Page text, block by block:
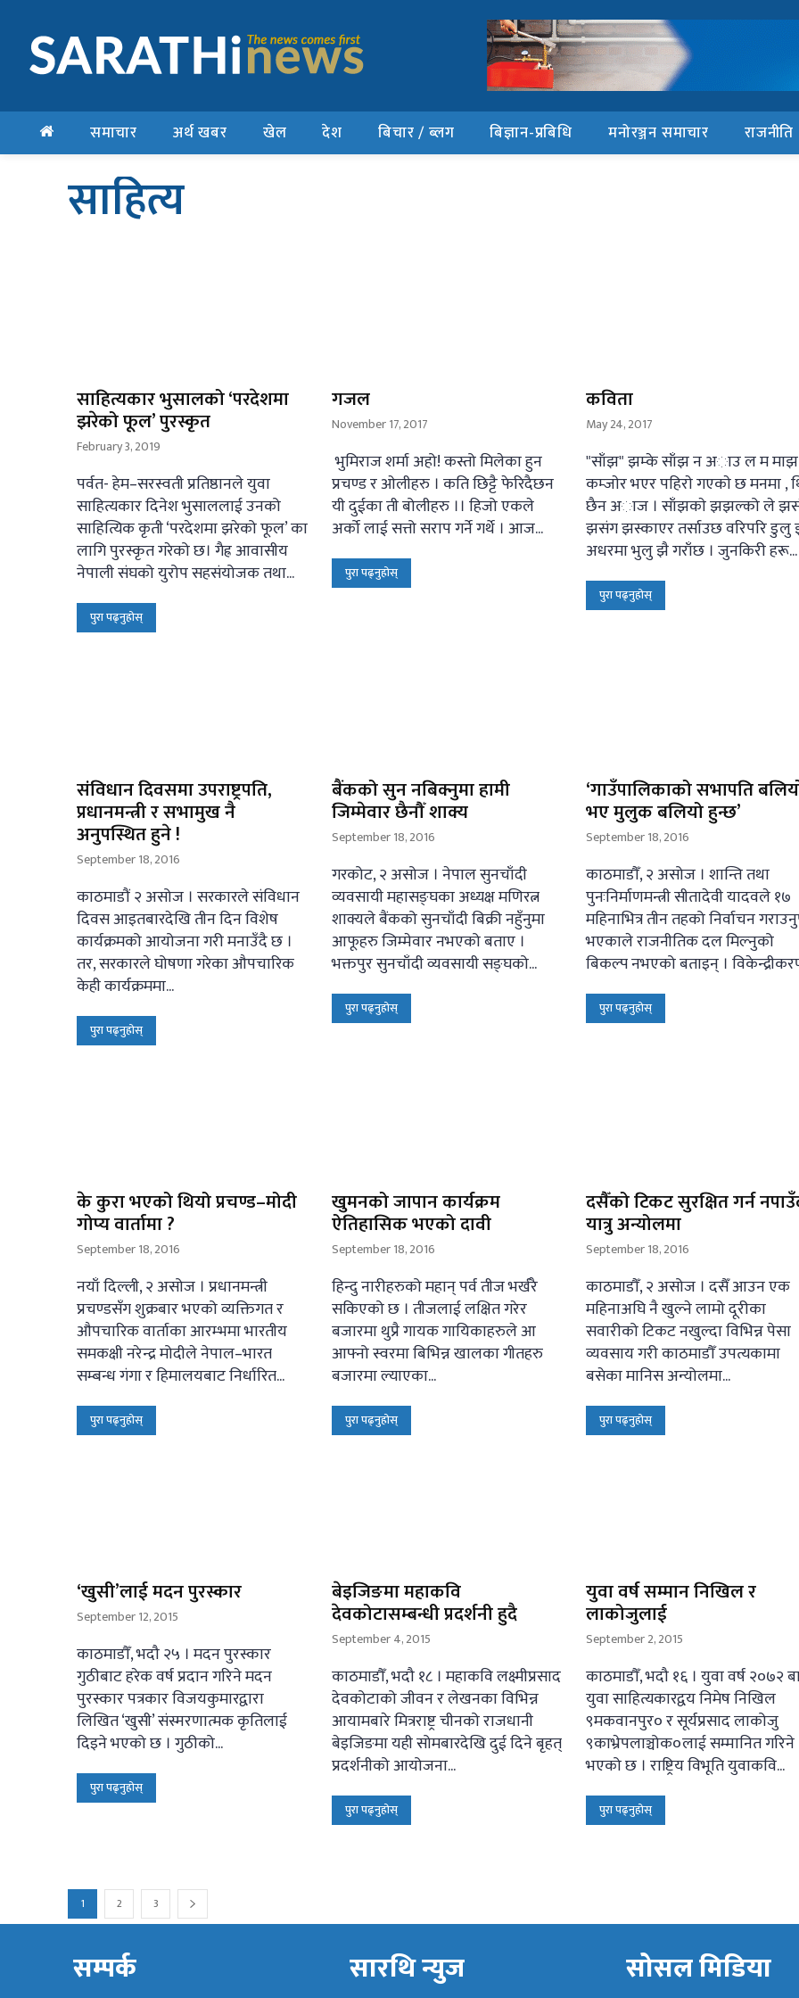
समाचार अर्थ खबर खेल देश बिचार / ब्लग बिज्ञान-प्रबिधि मनोरञ्जन समाचार राजनीति
साहित्य
साहित्यकार भुसालको ‘परदेशमा
झरेको फूल’ पुरस्कृत
February 3, 2019
पर्वत- हेम–सरस्वती प्रतिष्ठानले युवा
साहित्यकार दिनेश भुसाललाई उनको
साहित्यिक कृती ‘परदेशमा झरेको फूल’ का
लागि पुरस्कृत गरेको छ। गैह्र आवासीय
नेपाली संघको युरोप सहसंयोजक तथा...
पुरा पढ्नुहोस्
गजल
November 17, 2017
भुमिराज शर्मा अहो! कस्तो मिलेका हुन
प्रचण्ड र ओलीहरु । कति छिट्टै फेरिदैछन
यी दुईका ती बोलीहरु ।। हिजो एकले
अर्को लाई सत्तो सराप गर्ने गर्थे । आज...
पुरा पढ्नुहोस्
कविता
May 24, 2017
"साँझ" झम्के साँझ न अाउ ल म माझ
कम्जाेर भएर पहिराे गएकाे छ मनमा ,
छ‌ैन अाज । साँझकाे झझल्को ले
झसंग झस्काएर तर्साउछ वरिपरि
अधरमा भुलु झै गराँछ । जुनकिरी हरू...
पुरा पढ्नुहोस्
संविधान दिवसमा उपराष्ट्रपति,
प्रधानमन्त्री र सभामुख नै
अनुपस्थित हुने !
September 18, 2016
काठमाडौं २ असोज । सरकारले संविधान
दिवस आइतबारदेखि तीन दिन विशेष
कार्यक्रमको आयोजना गरी मनाउँदै छ ।
तर, सरकारले घोषणा गरेका औपचारिक
केही कार्यक्रममा...
पुरा पढ्नुहोस्
बैंकको सुन नबिक्नुमा हामी
जिम्मेवार छैनौँ शाक्य
September 18, 2016
गरकोट, २ असोज । नेपाल सुनचाँदी
व्यवसायी महासङ्घका अध्यक्ष मणिरत्न
शाक्यले बैंकको सुनचाँदी बिक्री नहुँनुमा
आफूहरु जिम्मेवार नभएको बताए ।
भक्तपुर सुनचाँदी व्यवसायी सङ्घको...
पुरा पढ्नुहोस्
‘गाउँपालिकाको सभापति
भए मुलुक बलियो हुन्छ’
September 18, 2016
काठमाडौँ, २ असोज । शान्ति तथा
पुनःनिर्माणमन्त्री सीतादेवी यादवले १७
महिनाभित्र तीन तहको निर्वाचन
भएकाले राजनीतिक दल मिल्नुको
बिकल्प नभएको बताइन् ।
पुरा पढ्नुहोस्
के कुरा भएको थियो प्रचण्ड–मोदी
गोप्य वार्तामा ?
September 18, 2016
नयाँ दिल्ली, २ असोज । प्रधानमन्त्री
प्रचण्डसँग शुक्रबार भएको व्यक्तिगत र
औपचारिक वार्ताका आरम्भमा भारतीय
समकक्षी नरेन्द्र मोदीले नेपाल–भारत
सम्बन्ध गंगा र हिमालयबाट निर्धारित...
पुरा पढ्नुहोस्
खुमनको जापान कार्यक्रम
ऐतिहासिक भएको दावी
September 18, 2016
हिन्दु नारीहरुको महान् पर्व तीज भर्खरै
सकिएको छ । तीजलाई लक्षित गरेर
बजारमा थुप्रै गायक गायिकाहरुले आ
आफ्नो स्वरमा बिभिन्न खालका गीतहरु
बजारमा ल्याएका...
पुरा पढ्नुहोस्
दसैँको टिकट सुरक्षित गर्न
यात्रु अन्योलमा
September 18, 2016
काठमाडौँ, २ असोज । दसैँ आउन एक
महिनाअघि नै खुल्ने लामो दूरीका
सवारीको टिकट नखुल्दा विभिन्न पेसा
व्यवसाय गरी काठमाडौँ उपत्यकामा
बसेका मानिस अन्योलमा...
पुरा पढ्नुहोस्
‘खुसी’लाई मदन पुरस्कार
September 12, 2015
काठमाडौँ, भदौ २५ । मदन पुरस्कार
गुठीबाट हरेक वर्ष प्रदान गरिने मदन
पुरस्कार पत्रकार विजयकुमारद्वारा
लिखित ‘खुसी’ संस्मरणात्मक कृतिलाई
दिइने भएको छ । गुठीको...
पुरा पढ्नुहोस्
बेइजिङमा महाकवि
देवकोटासम्बन्धी प्रदर्शनी हुदै
September 4, 2015
काठमाडौँ, भदौ १८ । महाकवि लक्ष्मीप्रसाद
देवकोटाको जीवन र लेखनका विभिन्न
आयामबारे मित्रराष्ट्र चीनको राजधानी
बेइजिङमा यही सोमबारदेखि दुई दिने बृहत्
प्रदर्शनीको आयोजना...
पुरा पढ्नुहोस्
युवा वर्ष सम्मान निखिल र
लाकोजुलाई
September 2, 2015
काठमाडौँ, भदौ १६ । युवा वर्ष २०७२
युवा साहित्यकारद्वय निमेष निखिल
९मकवानपुर० र सूर्यप्रसाद लाकोजु
९काभ्रेपलाञ्चोक०लाई सम्मानित गरिने
भएको छ । राष्ट्रिय विभूति युवाकवि...
पुरा पढ्नुहोस्
1 2 3
सम्पर्क सारथि न्युज सोसल मिडिया